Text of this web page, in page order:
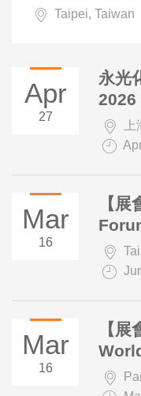
Taipei, Taiwan
Apr
27
永光
2026
Mar
16
【
Mar
16
【